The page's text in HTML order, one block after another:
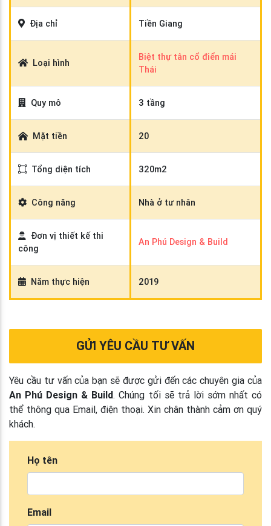
Địa chỉ Tiền Giang
Loại hình
Biệt thự tân cổ điển mái
Thái
Quy mô 3 tầng
Mặt tiền 20
Tổng diện tích 320m2
Công năng Nhà ở tư nhân
Đơn vị thiết kế thi
công
An Phú Design & Build
Năm thực hiện 2019
GỬI YÊU CẦU TƯ VẤN
Yêu cầu tư vấn của bạn sẽ được gửi đến các chuyên gia của
An Phú Design & Build. Chúng tối sẽ trả lời sớm nhất có
thể thông qua Email, điện thoại. Xin chân thành cảm ơn quý
khách.
Họ tên
Email